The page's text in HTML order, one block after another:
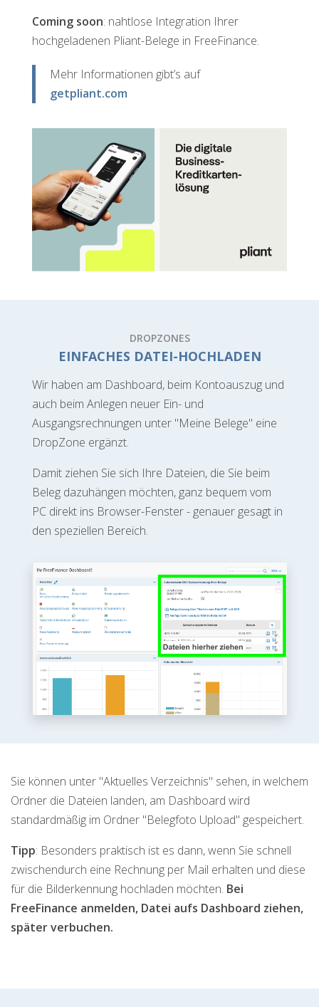
Coming soon: nahtlose Integration Ihrer
hochgeladenen Pliant-Belege in FreeFinance.
Mehr Informationen gibt’s auf
getpliant.com
DROPZONES
EINFACHES DATEI-HOCHLADEN
Wir haben am Dashboard, beim Kontoauszug und
auch beim Anlegen neuer Ein- und
Ausgangsrechnungen unter "Meine Belege" eine
DropZone ergänzt.
Damit ziehen Sie sich Ihre Dateien, die Sie beim
Beleg dazuhängen möchten, ganz bequem vom
PC direkt ins Browser-Fenster - genauer gesagt in
den speziellen Bereich.
Sie können unter "Aktuelles Verzeichnis" sehen, in welchem
Ordner die Dateien landen, am Dashboard wird
standardmäßig im Ordner "Belegfoto Upload" gespeichert.
Tipp: Besonders praktisch ist es dann, wenn Sie schnell
zwischendurch eine Rechnung per Mail erhalten und diese
für die Bilderkennung hochladen möchten. Bei
FreeFinance anmelden, Datei aufs Dashboard ziehen,
später verbuchen.